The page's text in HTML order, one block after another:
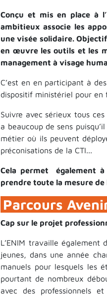
Conçu et mis en place à
ambitieux associe les
une visée solidaire.
en œuvre les outils et les
management à visage
C’est en en participant à
dispositif ministériel pour en
Suivre avec sérieux tous
a beaucoup de sens
métier où ils peuvent
préconisations de la CTI...
Cela permet également
prendre toute la mesure
Parcours
Cap sur le projet
L’ENIM travaille également
jeunes, dans une année
manuels pour lesquels les
pourtant de nombreux
avec des professionnels